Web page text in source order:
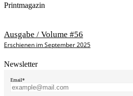
Printmagazin
Ausgabe / Volume #56
Erschienen im September 2025
Newsletter
Email*